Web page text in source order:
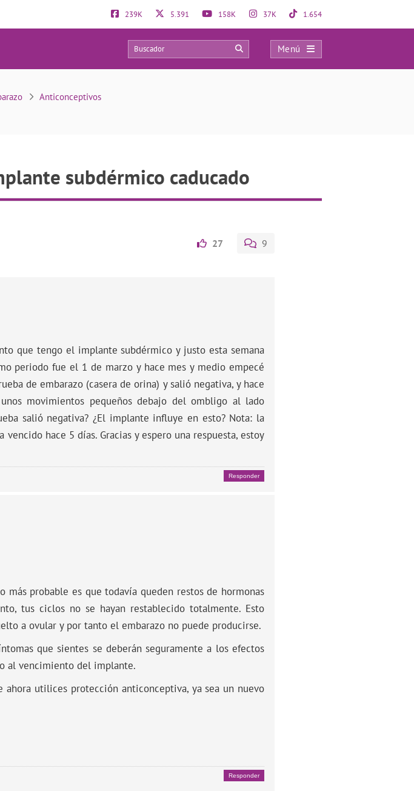
239K 5.391 158K 37K 1.654
Menú
caducado
18 0
Anticonceptivos
subdérmico caducado
27 9
que tengo el implante subdérmico y justo esta semana
periodo fue el 1 de marzo y hace mes y medio empecé
de embarazo (casera de orina) y salió negativa, y hace
movimientos pequeños debajo del ombligo al lado
salió negativa? ¿El implante influye en esto? Nota: la
hace 5 días. Gracias y espero una respuesta, estoy
Responder
probable es que todavía queden restos de hormonas
tus ciclos no se hayan restablecido totalmente. Esto
a ovular y por tanto el embarazo no puede producirse.
que sientes se deberán seguramente a los efectos
al vencimiento del implante.
utilices protección anticonceptiva, ya sea un nuevo
Responder